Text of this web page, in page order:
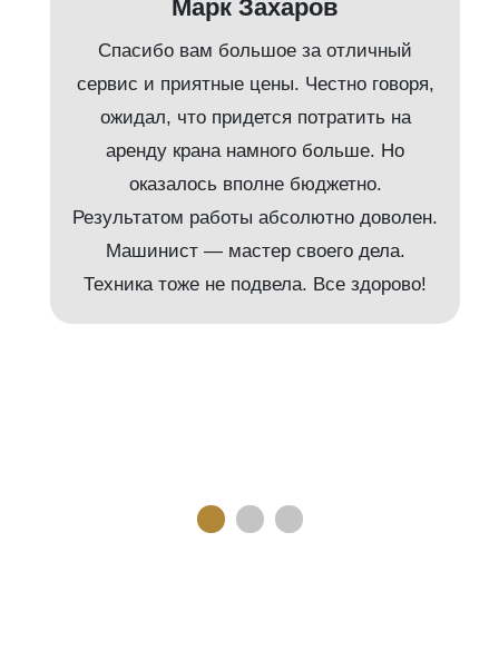
Марк Захаров
Спасибо вам большое за отличный
сервис и приятные цены. Честно говоря,
ожидал, что придется потратить на
аренду крана намного больше. Но
оказалось вполне бюджетно.
Результатом работы абсолютно доволен.
Машинист — мастер своего дела.
Техника тоже не подвела. Все здорово!